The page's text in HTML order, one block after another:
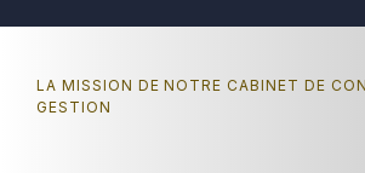
LA MISSION DE NOTRE CABINET DE
GESTION